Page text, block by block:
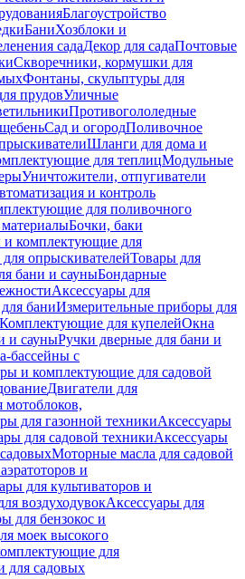
Благоустройство
БаниХозблоки и
садаДекор для садаПочтовые
Скворечники, кормушки для
Фонтаны, скульптуры для
прудовУличные
Противогололедные
Сад и огородПоливочное
Шланги для дома и
для теплицМодульные
Уничтожители, отпугиватели
и контроль
для поливочного
Бочки, баки
и комплектующие для
опрыскивателейТовары для
бани и сауныБондарные
Аксессуары для
баниИзмерительные приборы для
Комплектующие для купелейОкна
и сауныРучки дверные для бани и
бассейны с
и комплектующие для садовой
Двигатели для
для газонной техникиАксессуары
для садовой техникиАксессуары
Моторные масла для садовой
и
для культиваторов и
воздуходувокАксессуары для
для бензокос и
моек высокого
для
для садовых